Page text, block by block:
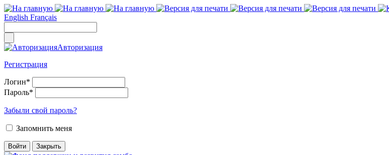
English Français
Авторизация
Регистрация
Логин*
Пароль*
Забыли свой пароль?
Запомнить меня